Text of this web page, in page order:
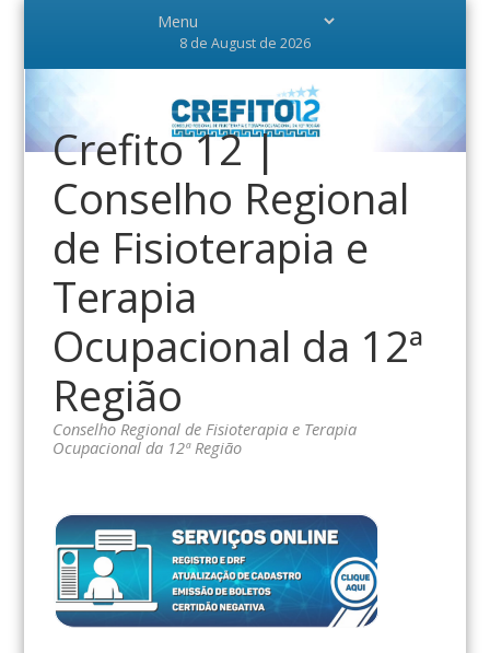
8 de August de 2026
Crefito 12 |
Conselho Regional
de Fisioterapia e
Terapia
Ocupacional da 12ª
Região
Conselho Regional de Fisioterapia e Terapia
Ocupacional da 12ª Região